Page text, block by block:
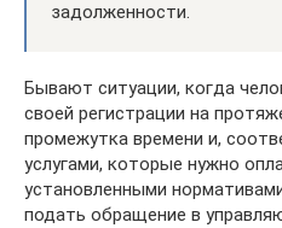
задолженности.
Бывают ситуации, когда
своей регистрации на
промежутка времени и,
услугами, которые нужно
установленными
подать обращение в